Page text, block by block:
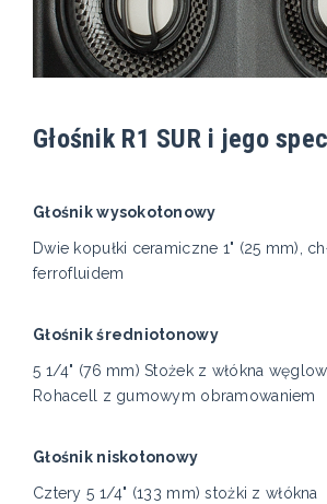
Głośnik R1 SUR i jego
Głośnik wysokotonowy
Dwie kopułki ceramiczne 1" (25 mm),
ferrofluidem
Głośnik średniotonowy
5 1/4" (76 mm) Stożek z włókna
Rohacell z gumowym obramowaniem
Głośnik niskotonowy
Cztery 5 1/4" (133 mm) stożki z włókna